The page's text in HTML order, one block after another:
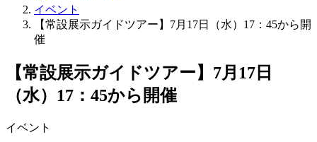
イベント
【常設展示ガイドツアー】7月17日（水）17：45から開
催
【常設展示ガイドツアー】7月17日
（水）17：45から開催
イベント